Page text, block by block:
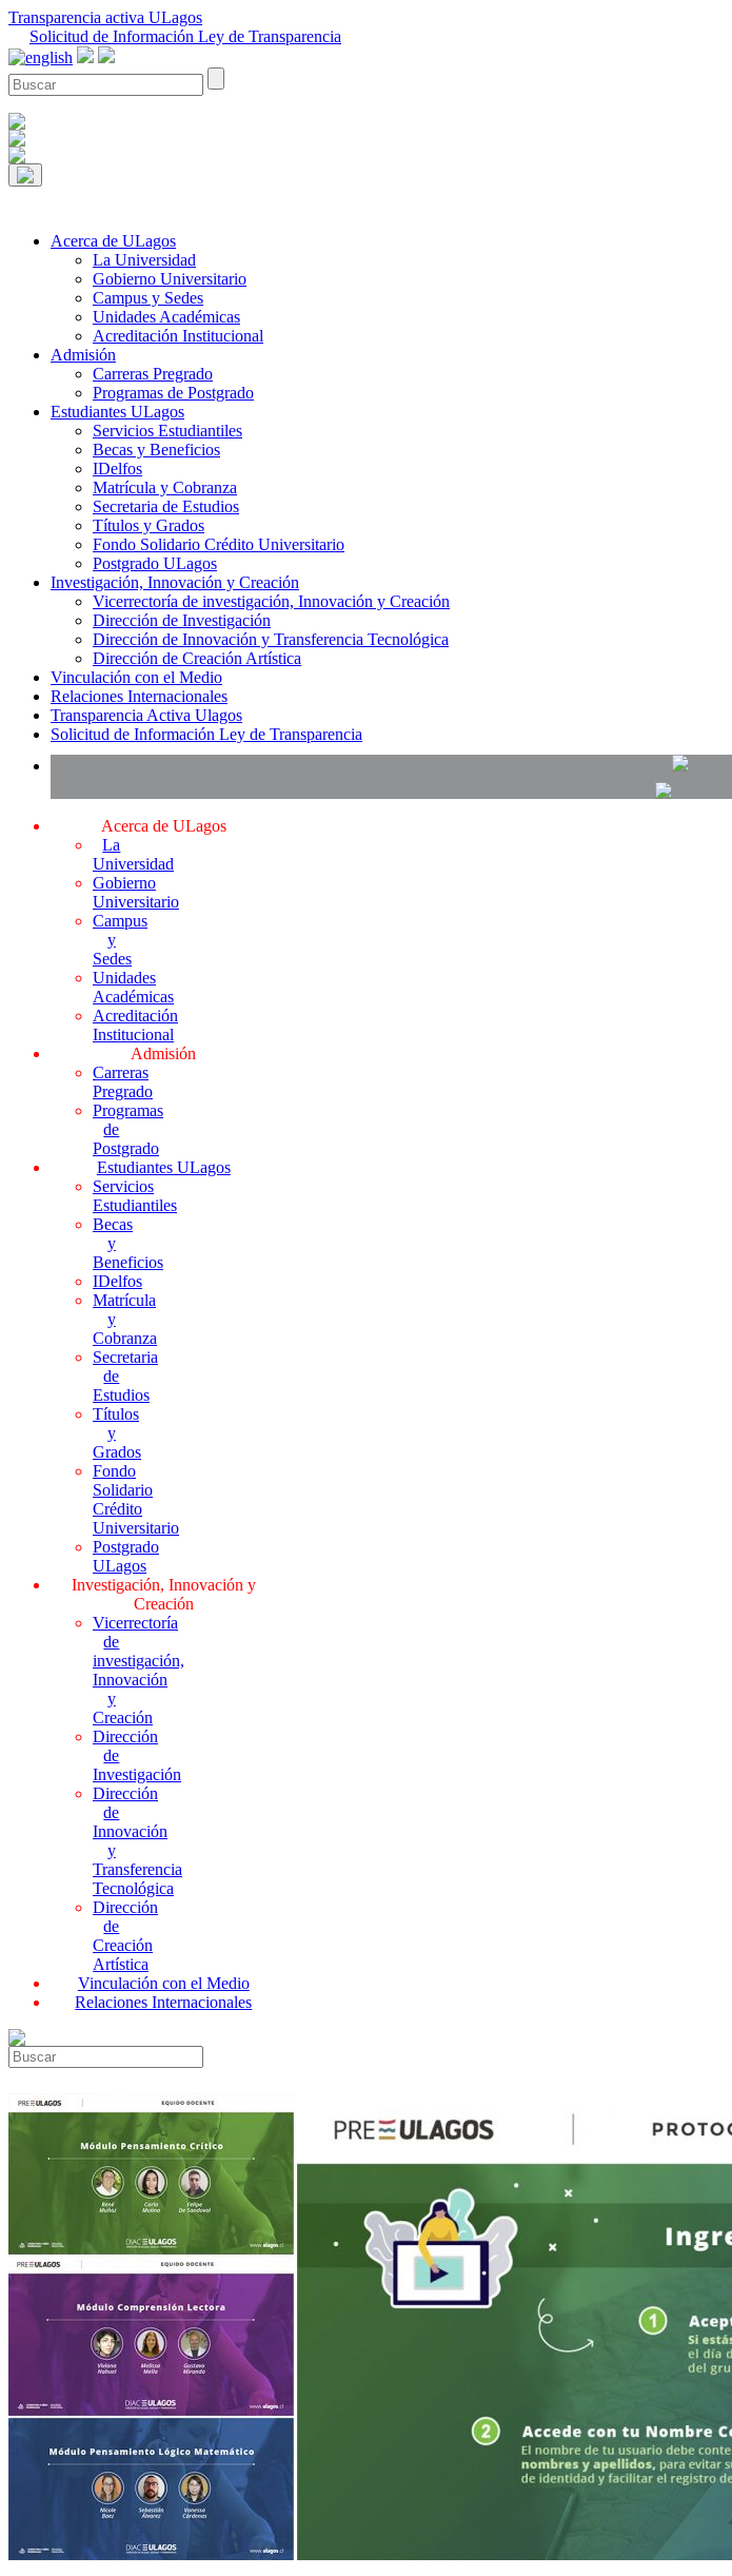
Transparencia activa ULagos
Solicitud de Información Ley de Transparencia
Acerca de ULagos
La Universidad
Gobierno Universitario
Campus y Sedes
Unidades Académicas
Acreditación Institucional
Admisión
Carreras Pregrado
Programas de Postgrado
Estudiantes ULagos
Servicios Estudiantiles
Becas y Beneficios
IDelfos
Matrícula y Cobranza
Secretaria de Estudios
Títulos y Grados
Fondo Solidario Crédito Universitario
Postgrado ULagos
Investigación, Innovación y Creación
Vicerrectoría de investigación, Innovación y Creación
Dirección de Investigación
Dirección de Innovación y Transferencia Tecnológica
Dirección de Creación Artística
Vinculación con el Medio
Relaciones Internacionales
Transparencia Activa Ulagos
Solicitud de Información Ley de Transparencia
Acerca de ULagos
La
Universidad
Gobierno
Universitario
Campus
y
Sedes
Unidades
Académicas
Acreditación
Institucional
Admisión
Carreras
Pregrado
Programas
de
Postgrado
Estudiantes ULagos
Servicios
Estudiantiles
Becas
y
Beneficios
IDelfos
Matrícula
y
Cobranza
Secretaria
de
Estudios
Títulos
y
Grados
Fondo
Solidario
Crédito
Universitario
Postgrado
ULagos
Investigación, Innovación y
Creación
Vicerrectoría
de
investigación,
Innovación
y
Creación
Dirección
de
Investigación
Dirección
de
Innovación
y
Transferencia
Tecnológica
Dirección
de
Creación
Artística
Vinculación con el Medio
Relaciones Internacionales